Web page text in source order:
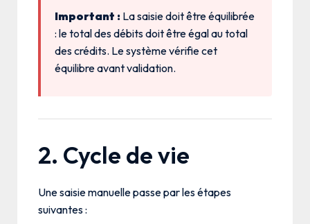
Important : La saisie doit être équilibrée
: le total des débits doit être égal au total
des crédits. Le système vérifie cet
équilibre avant validation.
2. Cycle de vie
Une saisie manuelle passe par les étapes
suivantes :